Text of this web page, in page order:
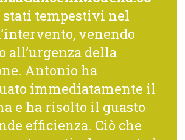
stati tempestivi nel
venendo
all’urgenza della
Antonio ha
immediatamente il
e ha risolto il guasto
efficienza. Ciò che